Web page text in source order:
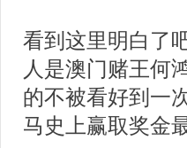
看到这里明白了
人是澳门赌王何
的不被看好到一
马史上赢取奖金